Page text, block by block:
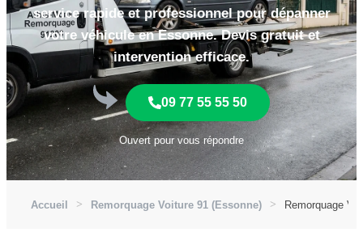
service rapide et professionnel pour dépanner
votre véhicule en Essonne. Devis gratuit et
intervention efficace.
09 77 55 55 50
Ouvert pour vous répondre
Accueil Remorquage Voiture 91 (Essonne) Remorquage